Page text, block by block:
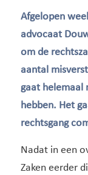
Afgelopen
advocaat
om de
aantal
gaat helemaal
hebben. Het
rechtsgang
Nadat in een
Zaken eerder